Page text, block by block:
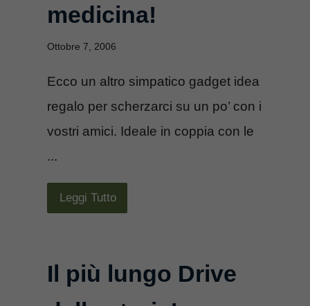
medicina!
Ottobre 7, 2006
Ecco un altro simpatico gadget idea
regalo per scherzarci su un po’ con i
vostri amici. Ideale in coppia con le
...
Leggi Tutto
Il più lungo Drive